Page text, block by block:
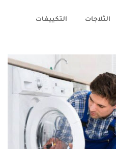
الثلاجات التكييفات